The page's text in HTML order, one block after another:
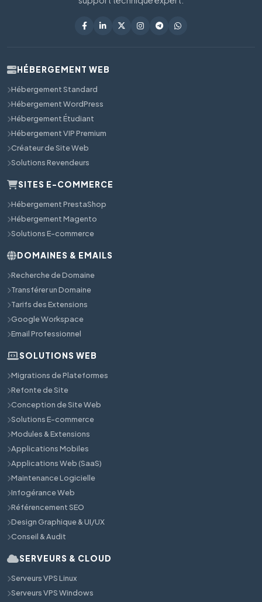
HÉBERGEMENT WEB
Hébergement Standard
Hébergement WordPress
Hébergement Étudiant
Hébergement VIP Premium
Créateur de Site Web
Solutions Revendeurs
SITES E-COMMERCE
Hébergement PrestaShop
Hébergement Magento
Solutions E-commerce
DOMAINES & EMAILS
Recherche de Domaine
Transférer un Domaine
Tarifs des Extensions
Google Workspace
Email Professionnel
SOLUTIONS WEB
Migrations de Plateformes
Refonte de Site
Conception de Site Web
Solutions E-commerce
Modules & Extensions
Applications Mobiles
Applications Web (SaaS)
Maintenance Logicielle
Infogérance Web
Référencement SEO
Design Graphique & UI/UX
Conseil & Audit
SERVEURS & CLOUD
Serveurs VPS Linux
Serveurs VPS Windows